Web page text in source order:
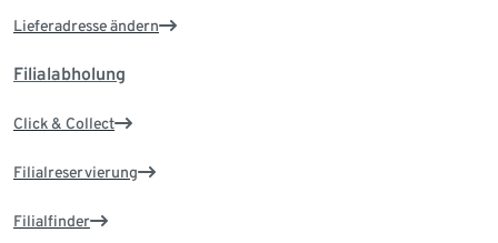
Lieferadresse ändern
Filialabholung
Click & Collect
Filialreservierung
Filialfinder